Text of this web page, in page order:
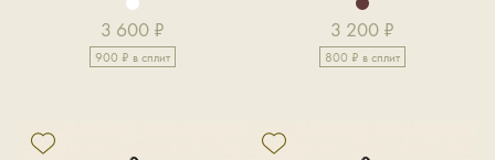
3 600 ₽
900 ₽ в сплит
3 200 ₽
800 ₽ в сплит